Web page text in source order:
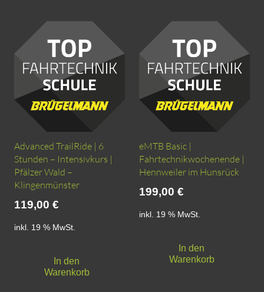
Advanced TrailRide | 6
Stunden – Intensivkurs |
Pfälzer Wald –
Klingenmünster
119,00 €
inkl. 19 % MwSt.
In den
Warenkorb
eMTB Basic |
Fahrtechnikwochenende |
Hennweiler im Hunsrück
199,00 €
inkl. 19 % MwSt.
In den
Warenkorb